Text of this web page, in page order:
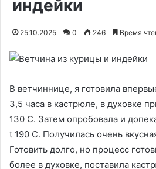
индейки
25.10.2025 0 246 Время
В ветчиннице, я готовила
3,5 часа в кастрюле, в духовке
130 С. Затем опробовала и
t 190 С. Получилась очень
Готовить долго, но процесс
более в духовке, поставила